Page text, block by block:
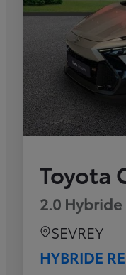
Toyota
2.0 Hybride
SEVREY
HYBRIDE